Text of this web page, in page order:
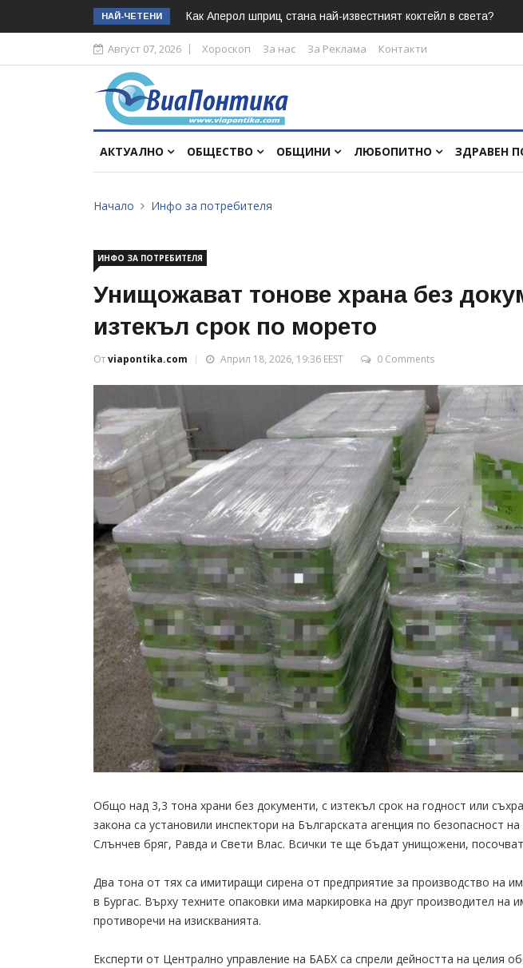
НАЙ-ЧЕТЕНИ Как Аперол шприц стана най-известният коктейл в света?
Август 07, 2026 Хороскоп За нас За Реклама Контакти
АКТУАЛНО ОБЩЕСТВО ОБЩИНИ ЛЮБОПИТНО ЗДРАВЕН
Начало Инфо за потребителя
ИНФО ЗА ПОТРЕБИТЕЛЯ
Унищожават тонове храна без
изтекъл срок по морето
Отviapontika.com Април 18, 2026, 19:36 EEST 0 Comments
Общо над 3,3 тона храни без документи, с изтекъл срок на годност или
закона са установили инспектори на Българската агенция по безопасност
Слънчев бряг, Равда и Свети Влас. Всички те ще бъдат унищожени,
Два тона от тях са имитиращи сирена от предприятие за производство на
в Бургас. Върху техните опаковки има маркировка на друг производител на
противоречи на изискванията.
Експерти от Централно управление на БАБХ са спрели дейността на целия